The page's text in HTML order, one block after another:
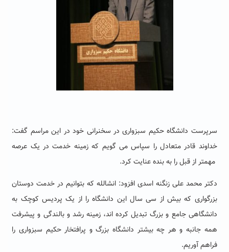
سرپرست دانشگاه حکیم سبزواری در سخنرانی خود در این مراسم گفت:
خداوند قادر متعادل را سپاس می گویم که زمینه خدمت در یک عرصه
مهمتر از قبل را به بنده عنایت کرد.
دکتر محمد علی زنگنه اسدی افزود: انشالله که بتوانیم در خدمت دوستان
بزرگواری که بیش از سی سال این دانشگاه را از یک پردیس کوچک به
دانشگاهی جامع و بزرگ تبدیل کرده اند، زمینه رشد و بالندگی و پیشرفت
همه جانبه و هر چه بیشتر دانشگاه بزرگ و پرافتخار حکیم سبزواری را
فراهم آوریم.